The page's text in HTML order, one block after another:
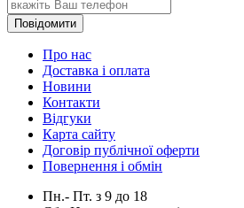
Повідомити
Про нас
Доставка і оплата
Новини
Контакти
Відгуки
Карта сайту
Договір публічної оферти
Повернення і обмін
Пн.- Пт. з 9 до 18